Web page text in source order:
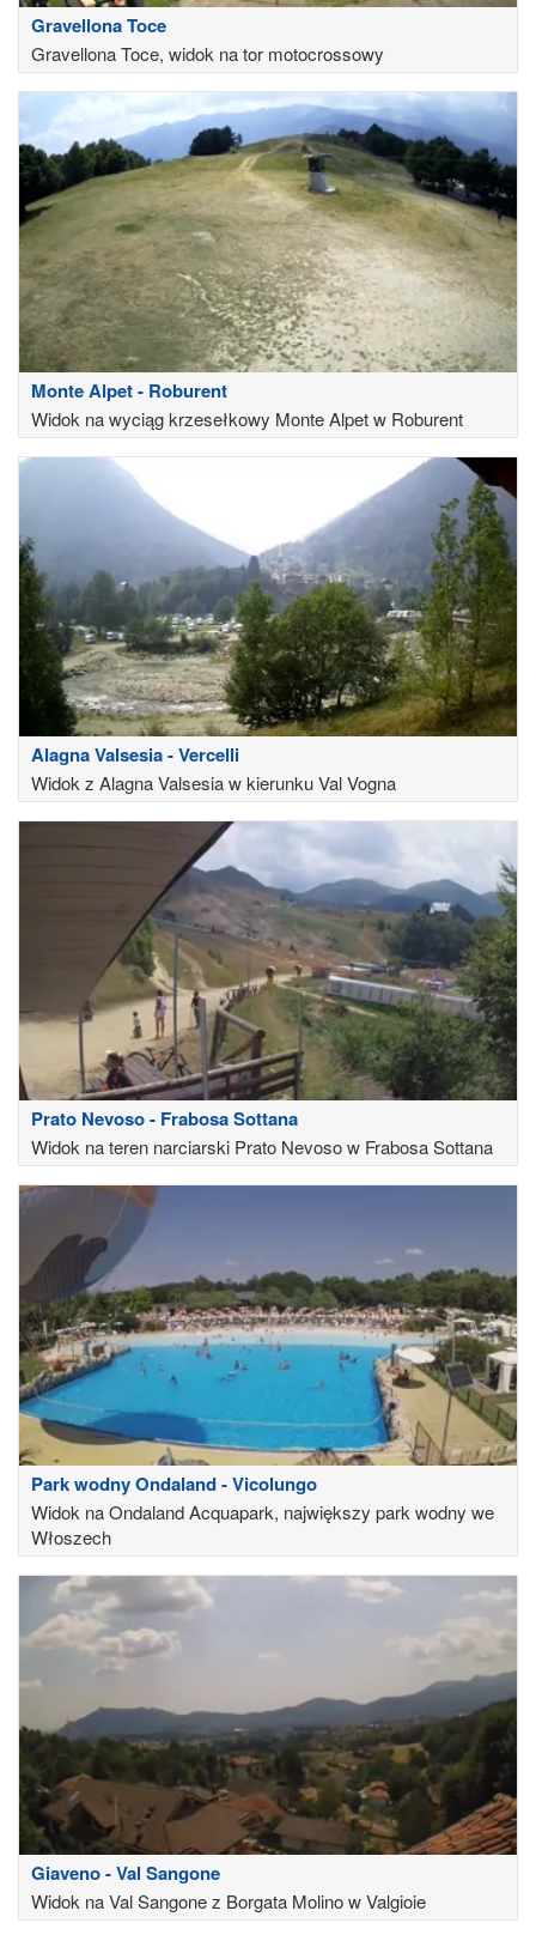
Gravellona Toce
Gravellona Toce, widok na tor motocrossowy
Monte Alpet - Roburent
Widok na wyciąg krzesełkowy Monte Alpet w Roburent
Alagna Valsesia - Vercelli
Widok z Alagna Valsesia w kierunku Val Vogna
Prato Nevoso - Frabosa Sottana
Widok na teren narciarski Prato Nevoso w Frabosa Sottana
Park wodny Ondaland - Vicolungo
Widok na Ondaland Acquapark, największy park wodny we
Włoszech
Giaveno - Val Sangone
Widok na Val Sangone z Borgata Molino w Valgioie